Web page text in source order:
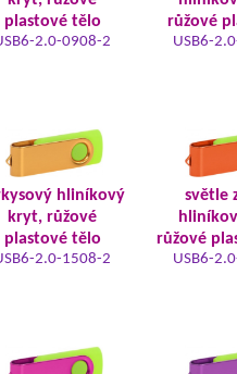
plastové tělo
2.0-0908-2
růžové
USB6-
hliníkový
kryt, růžové
plastové tělo
2.0-1508-2
světle
růžové
USB6-